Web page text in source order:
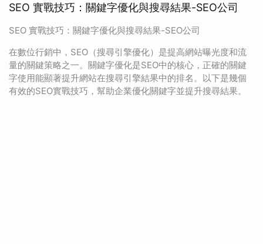
SEO 實戰技巧：關鍵字優化與搜尋結果-SEO公司
SEO 實戰技巧：關鍵字優化與搜尋結果-SEO公司
在數位行銷中，SEO（搜尋引擎優化）是提高網站曝光度和流
量的關鍵策略之一。關鍵字優化是SEO中的核心，正確的關鍵
字使用能顯著提升網站在搜尋引擎結果中的排名。以下是幾個
有效的SEO實戰技巧，幫助企業優化關鍵字並提升搜尋結果。